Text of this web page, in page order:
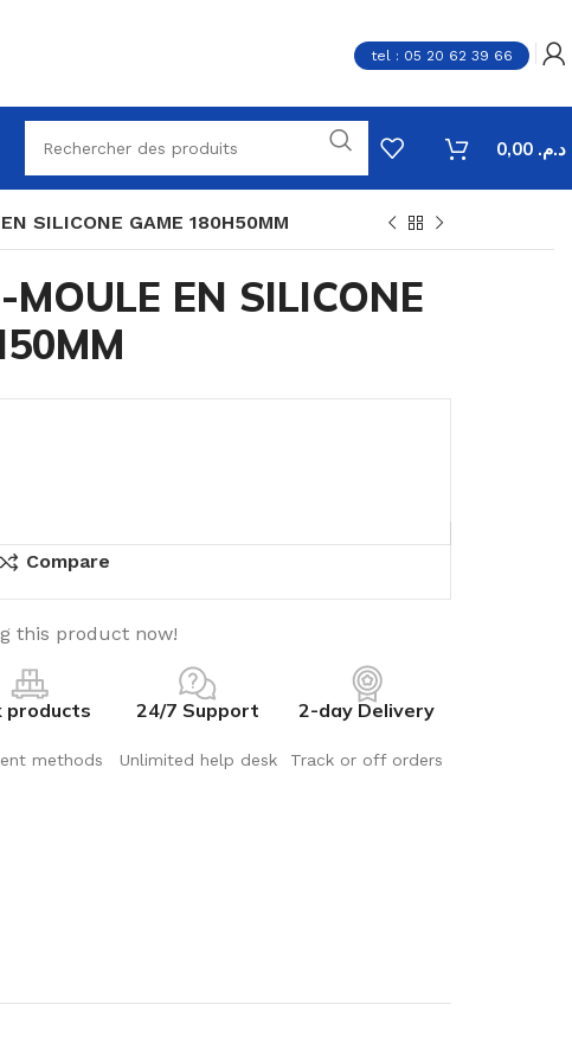
tel : 05 20 62 39 66
د.م.
SILICONE GAME 180H50MM
EN SILICONE
Compare
this product now!
products
methods
24/7 Support
Unlimited help desk
2-day Delivery
Track or off orders